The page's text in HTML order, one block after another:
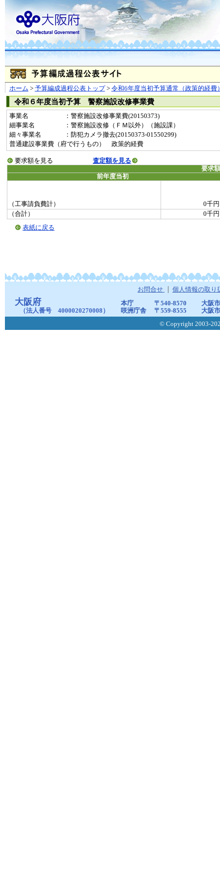
ホーム > 予算編成過程公表トップ> 令和6年度当初予算通常（政策的経費
令和６年度当初予算 警察施設改修事業費
事業名
：警察施設改修事業費(20150373)
細事業名
：警察施設改修（ＦＭ以外）（施設課）
細々事業名
：防犯カメラ撤去(20150373-01550299)
普通建設事業費（府で行うもの） 政策的経費
要求額を見る
査定額を見る
要求
前年度当初
（工事請負費計）
0千円
（合計）
0千円
表紙に戻る
お問合せ 個人情報の取り
大阪府
（法人番号 4000020270008）
本庁 〒540-8570
大阪
咲洲庁舎
〒559-8555
大阪
© Copyright 2003-